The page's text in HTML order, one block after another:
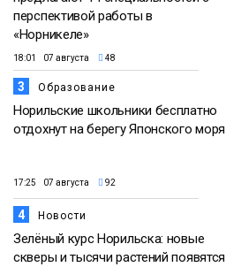
перспективой работы в
«Норникеле»
18:01 07 августа 48
3 Образование
Норильские школьники бесплатно
отдохнут на берегу Японского моря
17:25 07 августа 92
4 Новости
Зелёный курс Норильска: новые
скверы и тысячи растений появятся